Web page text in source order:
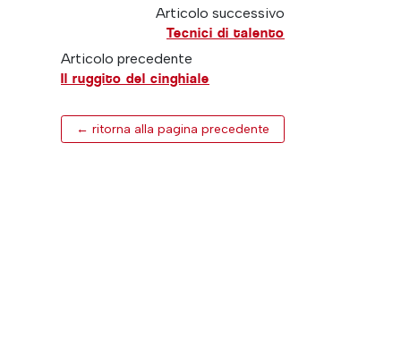
Articolo successivo
Tecnici di talento
Articolo precedente
Il ruggito del cinghiale
← ritorna alla pagina precedente